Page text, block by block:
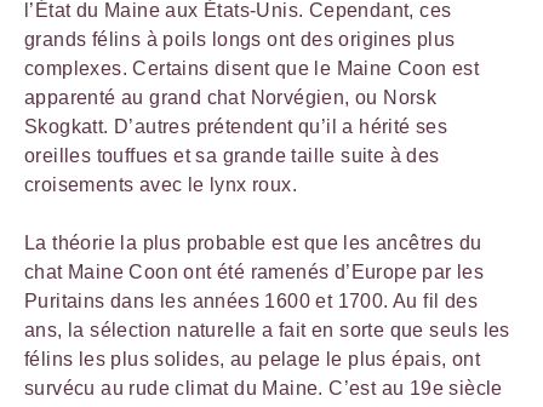
l’État du Maine aux États-Unis. Cependant, ces
grands félins à poils longs ont des origines plus
complexes. Certains disent que le Maine Coon est
apparenté au grand chat Norvégien, ou Norsk
Skogkatt. D’autres prétendent qu’il a hérité ses
oreilles touffues et sa grande taille suite à des
croisements avec le lynx roux.
La théorie la plus probable est que les ancêtres du
chat Maine Coon ont été ramenés d’Europe par les
Puritains dans les années 1600 et 1700. Au fil des
ans, la sélection naturelle a fait en sorte que seuls les
félins les plus solides, au pelage le plus épais, ont
survécu au rude climat du Maine. C’est au 19e siècle